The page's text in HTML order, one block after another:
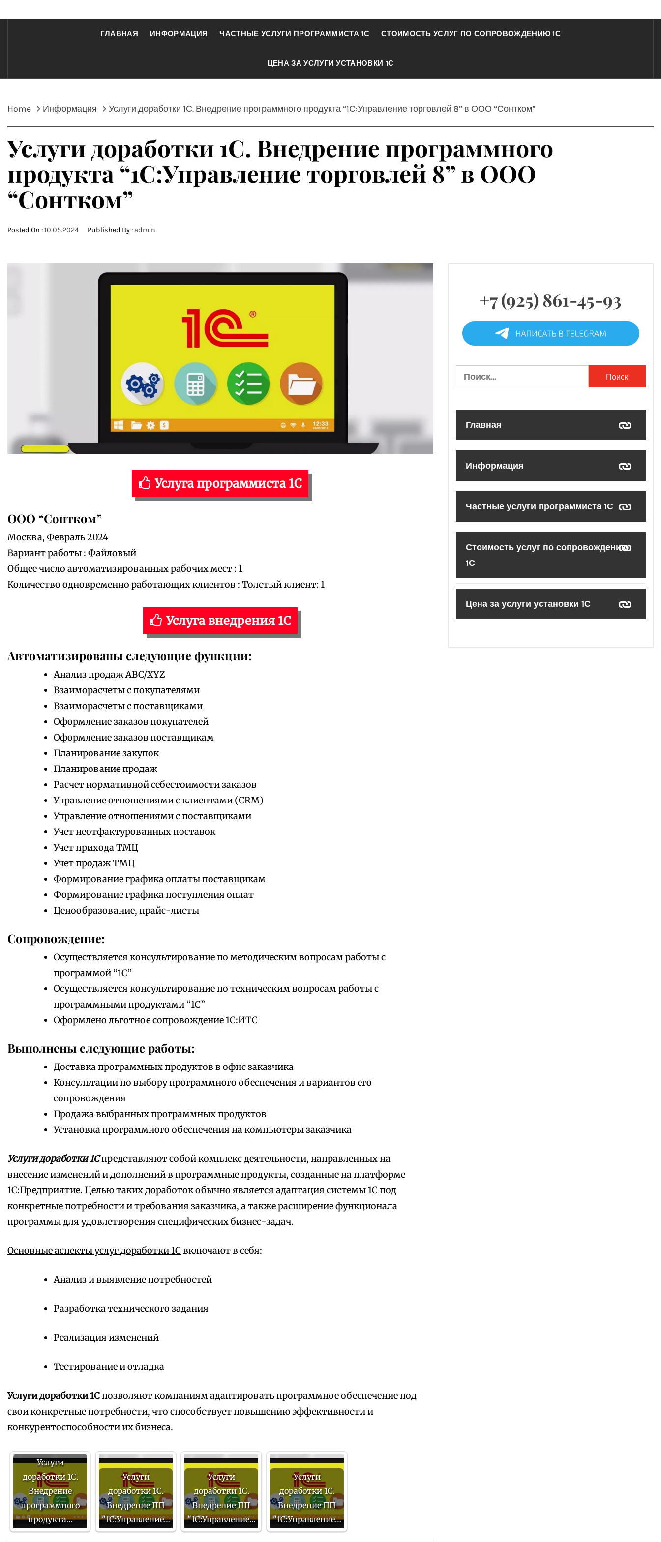
ГЛАВНАЯ ИНФОРМАЦИЯ ЧАСТНЫЕ УСЛУГИ ПРОГРАММИСТА 1С СТОИМОСТЬ УСЛУГ ПО СОПРОВОЖДЕНИЮ 1С
ЦЕНА ЗА УСЛУГИ УСТАНОВКИ 1С
Home Информация Услуги доработки 1С. Внедрение программного продукта “1С:Управление торговлей 8” в ООО “Сонтком”
Услуги доработки 1С. Внедрение программного
продукта “1С:Управление торговлей 8” в ООО
“Сонтком”
Posted On :10.05.2024 Published By : admin
Услуга программиста 1С
ООО “Сонтком”
Москва, Февраль 2024
Вариант работы : Файловый
Общее число автоматизированных рабочих мест : 1
Количество одновременно работающих клиентов : Толстый клиент: 1
Услуга внедрения 1С
Автоматизированы следующие функции:
Анализ продаж ABC/XYZ
Взаиморасчеты с покупателями
Взаиморасчеты с поставщиками
Оформление заказов покупателей
Оформление заказов поставщикам
Планирование закупок
Планирование продаж
Расчет нормативной себестоимости заказов
Управление отношениями с клиентами (CRM)
Управление отношениями с поставщиками
Учет неотфактурованных поставок
Учет прихода ТМЦ
Учет продаж ТМЦ
Формирование графика оплаты поставщикам
Формирование графика поступления оплат
Ценообразование, прайс-листы
Сопровождение:
Осуществляется консультирование по методическим вопросам работы с
программой “1С”
Осуществляется консультирование по техническим вопросам работы с
программными продуктами “1С”
Оформлено льготное сопровождение 1С:ИТС
Выполнены следующие работы:
Доставка программных продуктов в офис заказчика
Консультации по выбору программного обеспечения и вариантов его
сопровождения
Продажа выбранных программных продуктов
Установка программного обеспечения на компьютеры заказчика
Услуги доработки 1Спредставляют собой комплекс деятельности, направленных на
внесение изменений и дополнений в программные продукты, созданные на платформе
1С:Предприятие. Целью таких доработок обычно является адаптация системы 1С под
конкретные потребности и требования заказчика, а также расширение функционала
программы для удовлетворения специфических бизнес-задач.
Основные аспекты услуг доработки 1С включают в себя:
Анализ и выявление потребностей
Разработка технического задания
Реализация изменений
Тестирование и отладка
Услуги доработки 1Спозволяют компаниям адаптировать программное обеспечение под
свои конкретные потребности, что способствует повышению эффективности и
конкурентоспособности их бизнеса.
Услуги
доработки 1С.
Внедрение
программного
продукта…
Услуги
доработки 1С.
Внедрение ПП
"1С:Управление…
Услуги
доработки 1С.
Внедрение ПП
"1С:Управление…
Услуги
доработки 1С.
Внедрение ПП
"1С:Управление…
+7 (925) 861-45-93
Найти:
Главная
Информация
Частные услуги программиста 1С
Стоимость услуг по сопровождению
1С
Цена за услуги установки 1С